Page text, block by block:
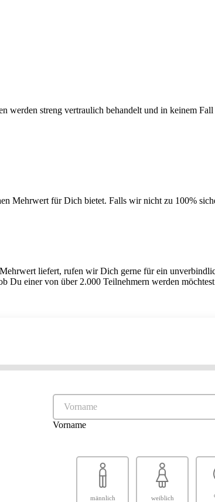
werden streng vertraulich behandelt und in keinem
Mehrwert für Dich bietet. Falls wir nicht zu 100%
liefert, rufen wir Dich gerne für ein
Du einer von über 2.000 Teilnehmern werden
Vorname
männlich weiblich